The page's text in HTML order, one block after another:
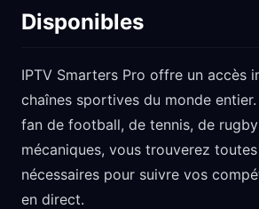
Disponibles
IPTV Smarters Pro offre un accès
chaînes sportives du monde
fan de football, de tennis, de
mécaniques, vous trouverez
nécessaires pour suivre vos
en direct.